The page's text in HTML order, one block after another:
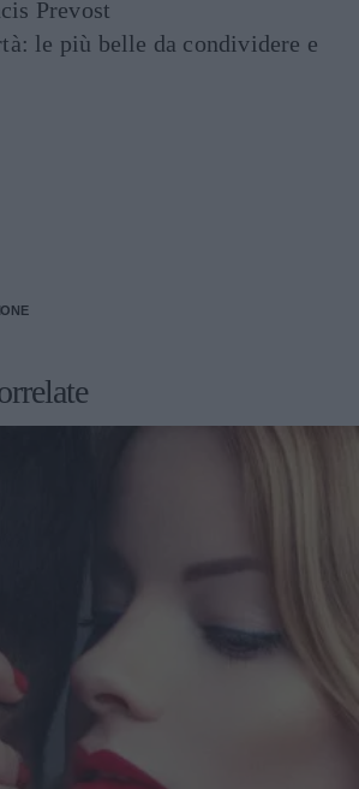
Prevost
le più belle da condividere e